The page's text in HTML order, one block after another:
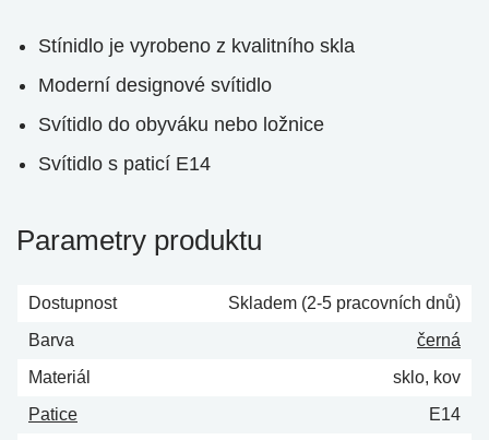
Stínidlo je vyrobeno z kvalitního skla
Moderní designové svítidlo
Svítidlo do obyváku nebo ložnice
Svítidlo s paticí E14
Parametry produktu
Dostupnost
Skladem (2-5 pracovních dnů)
Barva
černá
Materiál
sklo, kov
Patice
E14